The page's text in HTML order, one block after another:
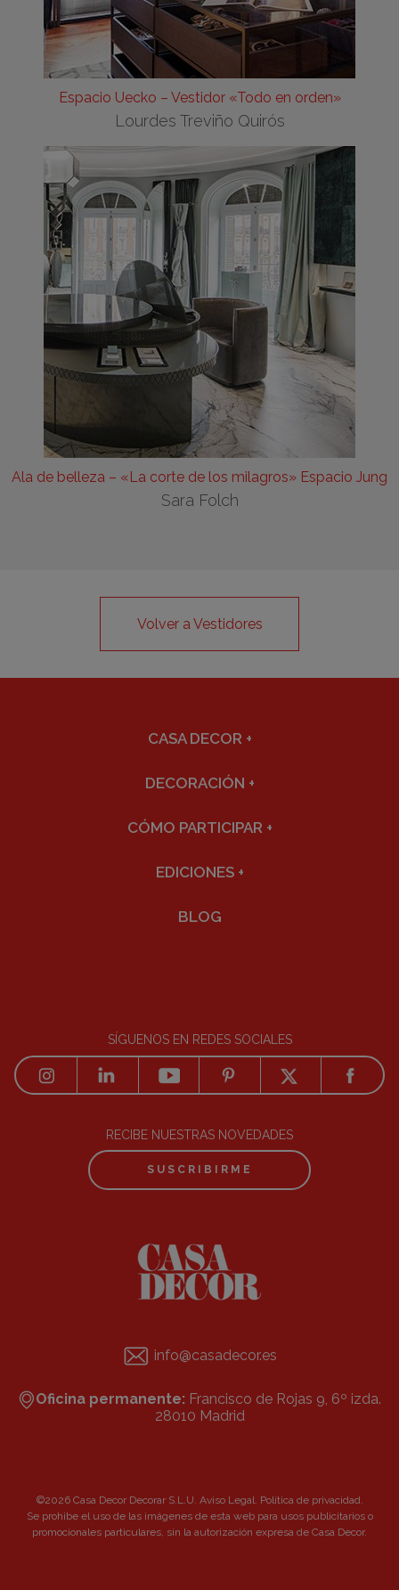
Espacio Uecko – Vestidor «Todo en orden»
Lourdes Treviño Quirós
Ala de belleza – «La corte de los milagros» Espacio Jung
Sara Folch
Volver a Vestidores
CASA DECOR +
DECORACIÓN +
CÓMO PARTICIPAR +
EDICIONES +
BLOG
SÍGUENOS EN REDES SOCIALES
RECIBE NUESTRAS NOVEDADES
SUSCRIBIRME
info@casadecor.es
Oficina permanente: Francisco de Rojas 9, 6º izda.
28010 Madrid
©2026 Casa Decor Decorar S.L.U. Aviso Legal. Política de privacidad.
Se prohibe el uso de las imágenes de esta web para usos publicitarios o
promocionales particulares, sin la autorización expresa de Casa Decor.